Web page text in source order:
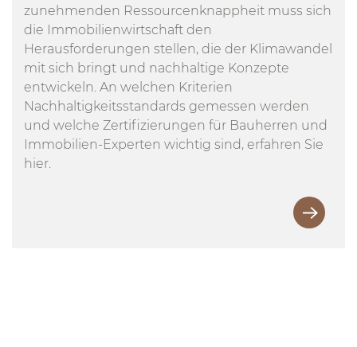
zunehmenden Ressourcenknappheit muss sich
die Immobilienwirtschaft den
Herausforderungen stellen, die der Klimawandel
mit sich bringt und nachhaltige Konzepte
entwickeln. An welchen Kriterien
Nachhaltigkeitsstandards gemessen werden
und welche Zertifizierungen für Bauherren und
Immobilien-Experten wichtig sind, erfahren Sie
hier.